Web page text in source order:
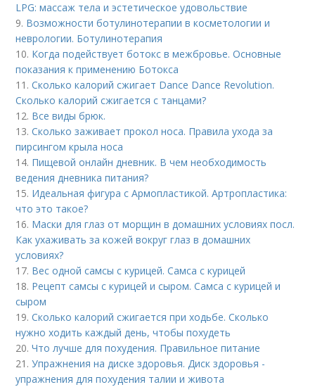
LPG: массаж тела и эстетическое удовольствие
9. Возможности ботулинотерапии в косметологии и
неврологии. Ботулинотерапия
10. Когда подействует ботокс в межбровье. Основные
показания к применению Ботокса
11.Сколько калорий сжигает Dance Dance Revolution.
Сколько калорий сжигается с танцами?
12. Все виды брюк.
13.Сколько заживает прокол носа. Правила ухода за
пирсингом крыла носа
14. Пищевой онлайн дневник. В чем необходимость
ведения дневника питания?
15. Идеальная фигура с Армопластикой. Артропластика:
что это такое?
16. Маски для глаз от морщин в домашних условиях посл.
Как ухаживать за кожей вокруг глаз в домашних
условиях?
17. Вес одной самсы с курицей. Самса с курицей
18. Рецепт самсы с курицей и сыром. Самса с курицей и
сыром
19.Сколько калорий сжигается при ходьбе. Сколько
нужно ходить каждый день, чтобы похудеть
20.Что лучше для похудения. Правильное питание
21.Упражнения на диске здоровья. Диск здоровья -
упражнения для похудения талии и живота